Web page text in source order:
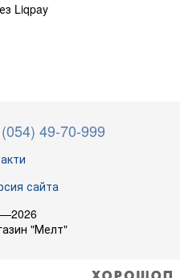
Liqpay
(054) 49-70-999
сайта
"Мелт"